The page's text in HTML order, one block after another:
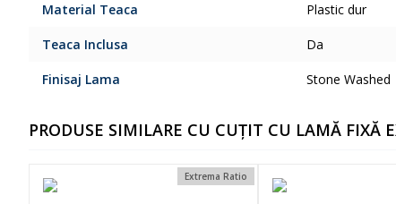
Material Teaca Plastic dur
Teaca Inclusa Da
Finisaj Lama Stone Washed
PRODUSE SIMILARE CU CUȚIT CU LAMĂ FIXĂ
Extrema Ratio